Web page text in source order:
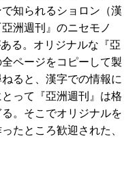
知られるショロン（漢
洲週刊』のニセモノ
る。オリジナルな『亞
ページをコピーして製
ると、漢字での情報に
って『亞洲週刊』は格
。そこでオリジナルを
たところ歓迎された、